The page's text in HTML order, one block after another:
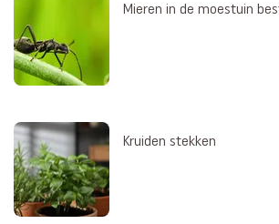
Mieren in de moestuin
Kruiden stekken